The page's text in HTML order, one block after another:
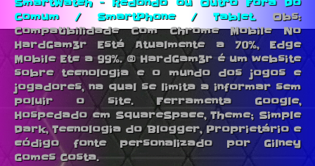
SmartWatch - Redondo ou Outro Fora Do
Comum / SmartPhone / Tablet.Obs:
Compatibilidade Com Chrome Mobile No
HardGam3r Está Atualmente a 70%, Edge
Mobile Etc a 99%. © HardGam3r é um website
sobre tecnologia e o mundo dos jogos e
jogadores, na qual se limita a informar sem
poluir o site. Ferramenta Google,
Hospedado em SquareSpace, Theme; Simple
Dark, Tecnologia do Blogger, Proprietário e
código fonte personalizado por Gilney
Gomes Costa.